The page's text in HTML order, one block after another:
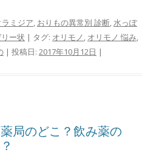
ラミジア, おりもの異常別 診断,水っぽ
ー状 | タグ: オリモノ, オリモノ 悩み,
| 投稿日: 2017年10月12日 |
局のどこ？飲み薬の